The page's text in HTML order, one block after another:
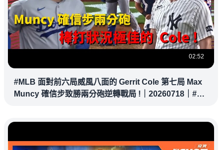
02:52
#MLB 面對前六局威風八面的 Gerrit Cole 第七局 Max
Muncy 確信步致勝兩分砲逆轉戰局 !｜20260718｜#洛